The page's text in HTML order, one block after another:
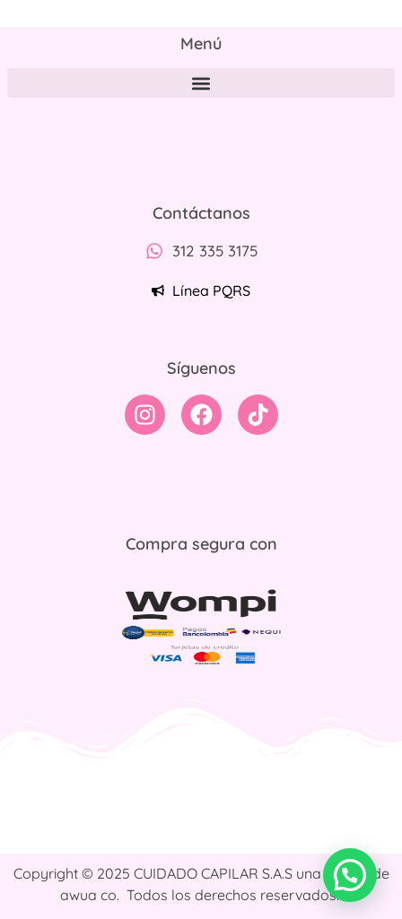
Menú
Contáctanos
312 335 3175
Línea PQRS
Síguenos
Compra segura con
Copyright © 2025 CUIDADO CAPILAR S.A.S una marca de
awua co. Todos los derechos reservados.